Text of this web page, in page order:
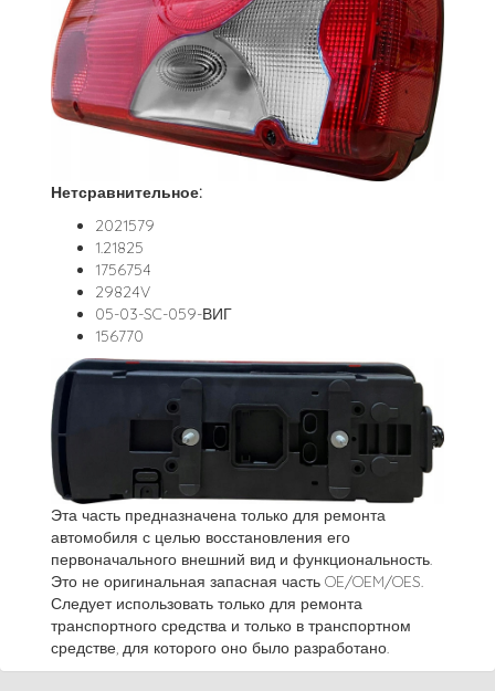
Нетсравнительное:
2021579
1.21825
1756754
29824V
05-03-SC-059-ВИГ
156770
Эта часть предназначена только для ремонта
автомобиля с целью восстановления его
первоначального внешний вид и функциональность.
Это не оригинальная запасная часть OE/OEM/OES.
Следует использовать только для ремонта
транспортного средства и только в транспортном
средстве, для которого оно было разработано.